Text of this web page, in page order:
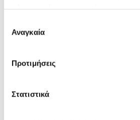
των υπηρεσιών τους.
συγκατάθεσης
Αναγκαία
Προτιμήσεις
Στατιστικά